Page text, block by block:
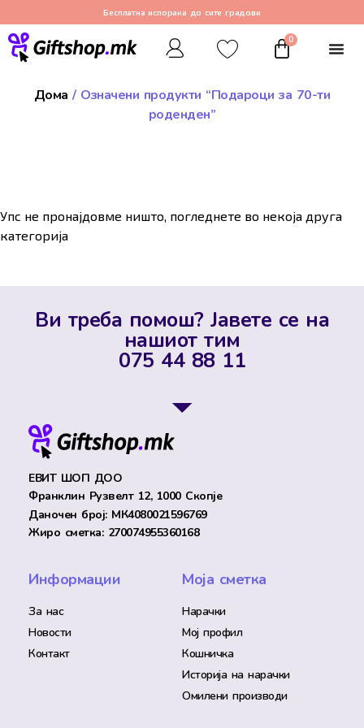
Бесплатна испорака до сите градови
0
Дома / Означени продукти “Подароци за 70-ти
роденден”
Упс не пронајдовме ништо, погледнете во некоја друга
категорија
Ви треба помош? Јавете се на
нашиот тим
075 44 88 11
ЕВИТ ШОП ДОО
Франклин Рузвелт 12, 1000 Скопје
Даночен број: МК4080021596769
Жиро сметка: 270074955360168
Информации
За нас
Новости
Контакт
Моја сметка
Нарачки
Мој профил
Кошничка
Историја на нарачки
Омилени производи